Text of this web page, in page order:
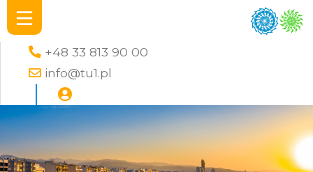
+48 33 813 90 00
info@tu1.pl